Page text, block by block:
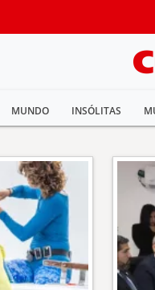
MUNDO INSÓLITAS